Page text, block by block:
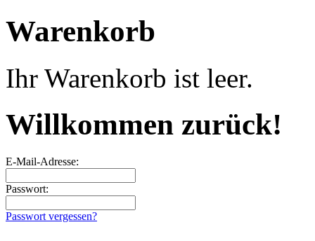
Warenkorb
Ihr Warenkorb ist leer.
Willkommen zurück!
E-Mail-Adresse:
Passwort:
Passwort vergessen?